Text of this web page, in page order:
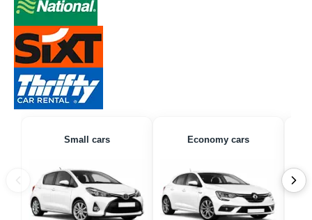
Small cars Economy cars